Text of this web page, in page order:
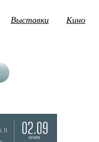
Выставки
Кино
12
СР